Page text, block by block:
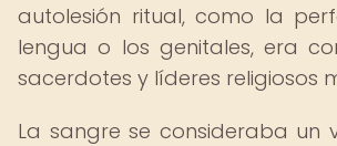
autolesión ritual, como la
lengua o los genitales, era
sacerdotes y líderes religiosos
La sangre se consideraba un